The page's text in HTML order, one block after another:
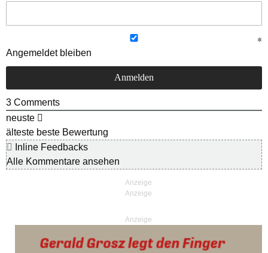
Angemeldet bleiben
3 Comments
neuste
älteste beste Bewertung
Inline Feedbacks
Alle Kommentare ansehen
Anzeige